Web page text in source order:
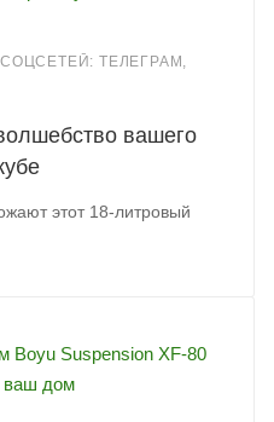
ТЕЛЕГРАМ,
вашего
этот 18-литровый